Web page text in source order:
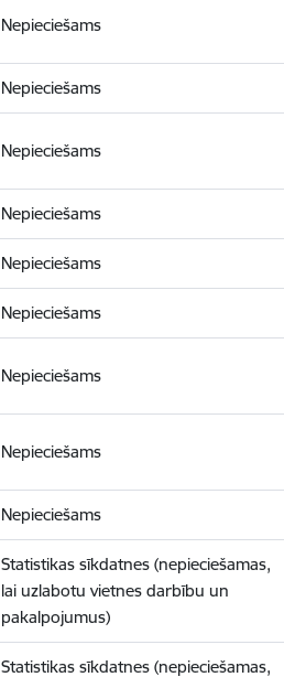
Nepieciešams
Nepieciešams
Nepieciešams
Nepieciešams
Nepieciešams
Nepieciešams
Nepieciešams
Nepieciešams
Nepieciešams
Statistikas sīkdatnes (nepieciešamas,
lai uzlabotu vietnes darbību un
pakalpojumus)
Statistikas sīkdatnes (nepieciešamas,